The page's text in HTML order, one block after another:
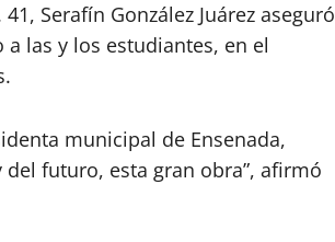
Serafín González Juárez aseguró
las y los estudiantes, en el
municipal de Ensenada,
futuro, esta gran obra”, afirmó